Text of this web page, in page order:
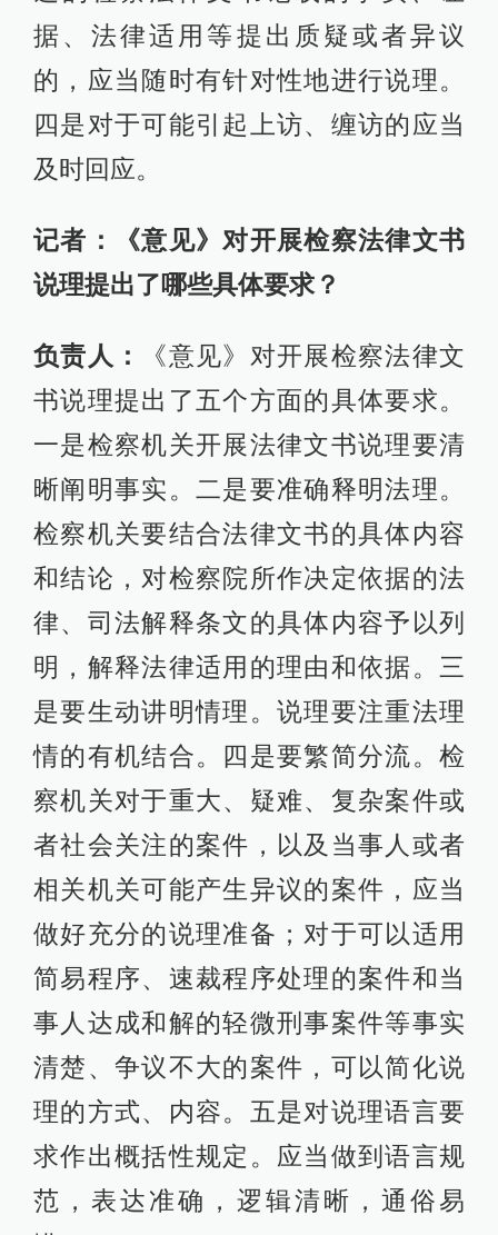
据、法律适用等提出质疑或者异议
的，应当随时有针对性地进行说理。
四是对于可能引起上访、缠访的应当
及时回应。
记者：《意见》对开展检察法律文书
说理提出了哪些具体要求？
负责人：
《意见》对开展检察法律文
书说理提出了五个方面的具体要求。
一是检察机关开展法律文书说理要清
晰阐明事实。二是要准确释明法理。
检察机关要结合法律文书的具体内容
和结论，对检察院所作决定依据的法
律、司法解释条文的具体内容予以列
明，解释法律适用的理由和依据。三
是要生动讲明情理。说理要注重法理
情的有机结合。四是要繁简分流。检
察机关对于重大、疑难、复杂案件或
者社会关注的案件，以及当事人或者
相关机关可能产生异议的案件，应当
做好充分的说理准备；对于可以适用
简易程序、速裁程序处理的案件和当
事人达成和解的轻微刑事案件等事实
清楚、争议不大的案件，可以简化说
理的方式、内容。五是对说理语言要
求作出概括性规定。应当做到语言规
范，表达准确，逻辑清晰，通俗易